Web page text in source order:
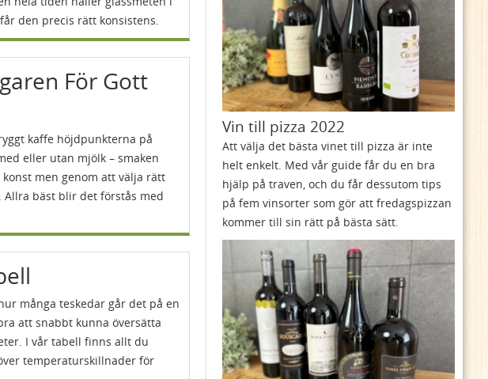
den precis rätt konsistens.
För Gott
kaffe höjdpunkterna på
eller utan mjölk – smaken
men genom att välja rätt
Allra bäst blir det förstås med
många teskedar går det på en
att snabbt kunna översätta
I vår tabell finns allt du
temperaturskillnader för
Vin till pizza 2022
Att välja det bästa vinet till pizza är inte
helt enkelt. Med vår guide får du en bra
hjälp på traven, och du får dessutom tips
på fem vinsorter som gör att fredagspizzan
kommer till sin rätt på bästa sätt.